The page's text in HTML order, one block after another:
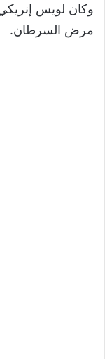
وكان لويس إنريكي
مرض السرطان.